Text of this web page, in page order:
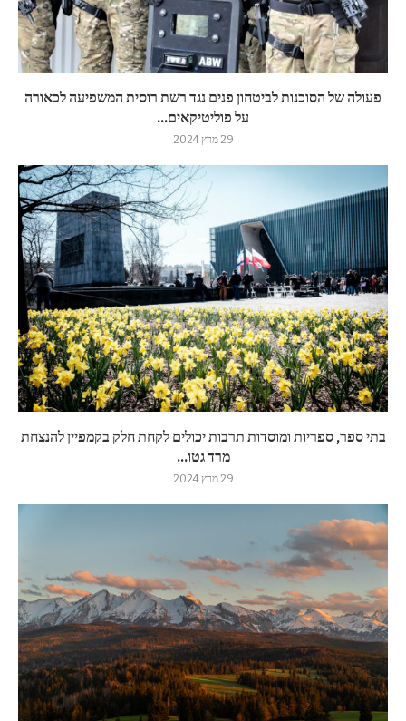
פעולה של הסוכנות לביטחון פנים נגד רשת רוסית המשפיעה לכאורה
על פוליטיקאים...
29 מרץ 2024
בתי ספר, ספריות ומוסדות תרבות יכולים לקחת חלק בקמפיין להנצחת
מרד גטו...
29 מרץ 2024